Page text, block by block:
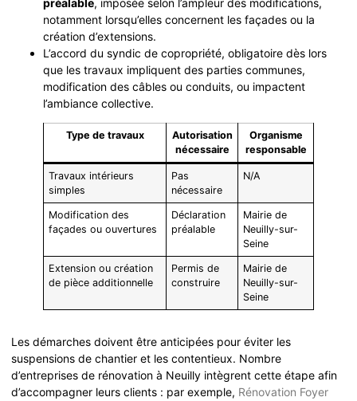
préalable, imposée selon l’ampleur des modifications,
notamment lorsqu’elles concernent les façades ou la
création d’extensions.
L’accord du syndic de copropriété, obligatoire dès lors
que les travaux impliquent des parties communes,
modification des câbles ou conduits, ou impactent
l’ambiance collective.
Type de travaux
Autorisation
nécessaire
Organisme
responsable
Travaux intérieurs
simples
Pas
nécessaire
N/A
Modification des
façades ou ouvertures
Déclaration
préalable
Mairie de
Neuilly-sur-
Seine
Extension ou création
de pièce additionnelle
Permis de
construire
Mairie de
Neuilly-sur-
Seine
Les démarches doivent être anticipées pour éviter les
suspensions de chantier et les contentieux. Nombre
d’entreprises de rénovation à Neuilly intègrent cette étape afin
d’accompagner leurs clients : par exemple, Rénovation Foyer